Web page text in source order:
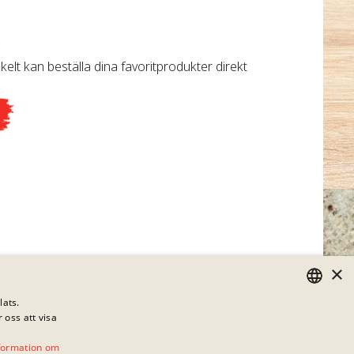
kan beställa dina favoritprodukter direkt
×
oss att visa
om